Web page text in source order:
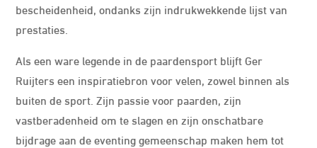
bescheidenheid, ondanks zijn indrukwekkende lijst van
prestaties.
Als een ware legende in de paardensport blijft Ger
Ruijters een inspiratiebron voor velen, zowel binnen als
buiten de sport. Zijn passie voor paarden, zijn
vastberadenheid om te slagen en zijn onschatbare
bijdrage aan de eventing gemeenschap maken hem tot